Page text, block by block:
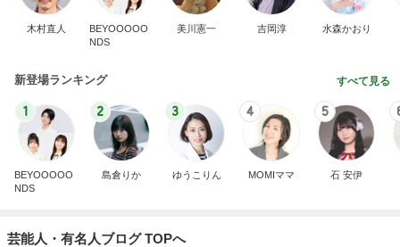
木村直人
BEYOOOOO
NDS
美川憲一 吉岡淳 水森かおり
新登場ランキング すべて見る
1
BEYOOOOO
NDS
2
島倉りか
3
ゆうこりん
4
MOMIママ
5
石 安伊
芸能人・有名人ブログ TOPへ